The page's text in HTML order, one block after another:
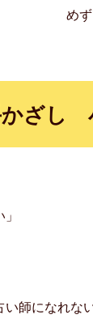
め
ざし
師になれな